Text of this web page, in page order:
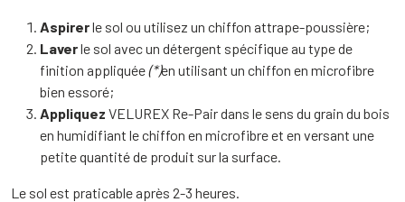
Aspirerle sol ou utilisez un chiffon attrape-poussière;
Laverle sol avec un détergent spécifique au type de
finition appliquée(*)en utilisant un chiffon en microfibre
bien essoré;
Appliquez VELUREX Re-Pair dans le sens du grain du bois
en humidifiant le chiffon en microfibre et en versant une
petite quantité de produit sur la surface.
Le sol est praticable après 2-3 heures.